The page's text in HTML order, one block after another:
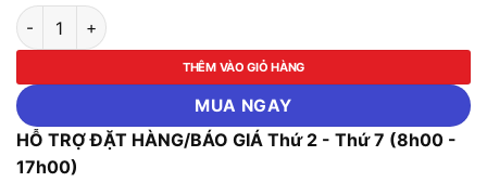
Nút Che Dùng Cho Ổ Cắm Lắp Nổi 16A Và 32A (Loại IP67)
THÊM VÀO GIỎ HÀNG
MUA NGAY
HỖ TRỢ ĐẶT HÀNG/BÁO GIÁ Thứ 2 - Thứ 7 (8h00 -
17h00)